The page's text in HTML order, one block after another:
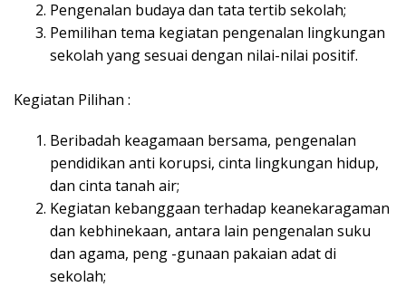
Pengenalan budaya dan tata tertib sekolah;
Pemilihan tema kegiatan pengenalan lingkungan
sekolah yang sesuai dengan nilai-nilai positif.
Kegiatan Pilihan :
Beribadah keagamaan bersama, pengenalan
pendidikan anti korupsi, cinta lingkungan hidup,
dan cinta tanah air;
Kegiatan kebanggaan terhadap keanekaragaman
dan kebhinekaan, antara lain pengenalan suku
dan agama, peng -gunaan pakaian adat di
sekolah;